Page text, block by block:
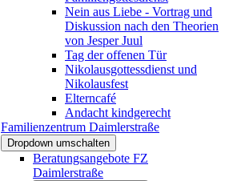
Nein aus Liebe - Vortrag und
Diskussion nach den Theorien
von Jesper Juul
Tag der offenen Tür
Nikolausgottessdienst und
Nikolausfest
Elterncafé
Andacht kindgerecht
Familienzentrum Daimlerstraße
Dropdown umschalten
Beratungsangebote FZ
Daimlerstraße